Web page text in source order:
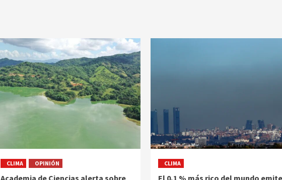
CLIMA OPINIÓN CLIMA